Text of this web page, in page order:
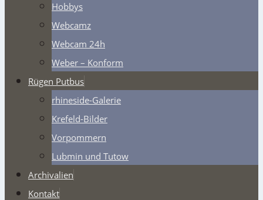
Hobbys
Webcamz
Webcam 24h
Weber – Konform
Rügen Putbus
rhineside-Galerie
Krefeld-Bilder
Vorpommern
Lubmin und Tutow
Archivalien
Kontakt